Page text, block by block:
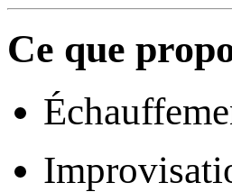
Ce que